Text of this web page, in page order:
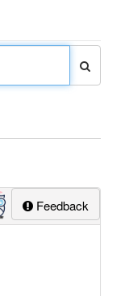
Feedback